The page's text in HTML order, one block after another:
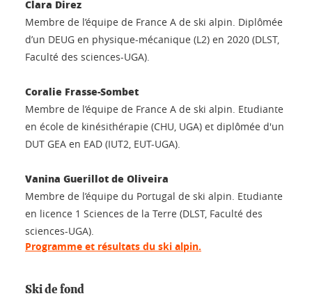
Clara Direz
Membre de l’équipe de France A de ski alpin. Diplômée
d’un DEUG en physique-mécanique (L2) en 2020 (DLST,
Faculté des sciences-UGA).
Coralie Frasse-Sombet
Membre de l’équipe de France A de ski alpin. Etudiante
en école de kinésithérapie (CHU, UGA) et diplômée d'un
DUT GEA en EAD (IUT2, EUT-UGA).
Vanina Guerillot de Oliveira
Membre de l’équipe du Portugal de ski alpin. Etudiante
en licence 1 Sciences de la Terre (DLST, Faculté des
sciences-UGA).
Programme et résultats du ski alpin.
Ski de fond